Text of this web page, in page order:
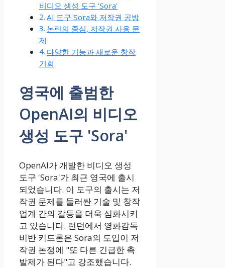
비디오 생성 도구 'Sora'
AI 도구 Sora와 저작권 공방
논란의 중심, 저작권 사용 문
제
다양한 기능과 새로운 창작
기회
영국에 출범한
OpenAI의 비디오
생성 도구 'Sora'
OpenAI가 개발한 비디오 생성
도구 'Sora'가 최근 영국에 출시
되었습니다. 이 도구의 출시는 저
작권 문제를 둘러싼 기술 및 창작
업계 간의 갈등을 더욱 심화시키
고 있습니다. 런던에서 영화감독
비반 키드론은 Sora의 도입이 저
작권 논쟁에 "또 다른 긴급한 촉
발제가 된다"고 강조했습니다.